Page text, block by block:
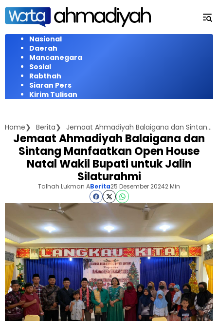
Langsung
konten
Nasional
Daerah
Mancanegara
Sosial
Rabthah
Siaran Pers
Kirim Tulisan
Home Berita Jemaat Ahmadiyah Balaigana dan Sintang Manfaatkan Open House Natal Wakil Bupati untuk Jalin Silaturahmi
Jemaat Ahmadiyah Balaigana dan
Sintang Manfaatkan Open House
Natal Wakil Bupati untuk Jalin
Silaturahmi
Talhah Lukman ABerita25 Desember 20242 Min